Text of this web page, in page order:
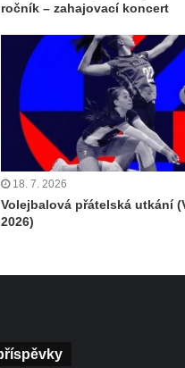
ročník – zahajovací koncert
18. 7. 2026
Volejbalová přátelská utkání
2026)